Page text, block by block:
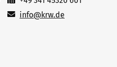
info@krw.de